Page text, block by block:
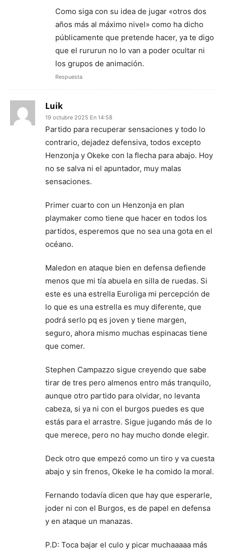
Como siga con su idea de jugar «otros dos
años más al máximo nivel» como ha dicho
públicamente que pretende hacer, ya te digo
que el rururun no lo van a poder ocultar ni
los grupos de animación.
Respuesta
Luik
19 octubre 2025 En 14:58
Partido para recuperar sensaciones y todo lo
contrario, dejadez defensiva, todos excepto
Henzonja y Okeke con la flecha para abajo. Hoy
no se salva ni el apuntador, muy malas
sensaciones.
Primer cuarto con un Henzonja en plan
playmaker como tiene que hacer en todos los
partidos, esperemos que no sea una gota en el
océano.
Maledon en ataque bien en defensa defiende
menos que mi tía abuela en silla de ruedas. Si
este es una estrella Euroliga mi percepción de
lo que es una estrella es muy diferente, que
podrá serlo pq es joven y tiene margen,
seguro, ahora mismo muchas espinacas tiene
que comer.
Stephen Campazzo sigue creyendo que sabe
tirar de tres pero almenos entro más tranquilo,
aunque otro partido para olvidar, no levanta
cabeza, si ya ni con el burgos puedes es que
estás para el arrastre. Sigue jugando más de lo
que merece, pero no hay mucho donde elegir.
Deck otro que empezó como un tiro y va cuesta
abajo y sin frenos, Okeke le ha comido la moral.
Fernando todavía dicen que hay que esperarle,
joder ni con el Burgos, es de papel en defensa
y en ataque un manazas.
P.D: Toca bajar el culo y picar muchaaaaa más